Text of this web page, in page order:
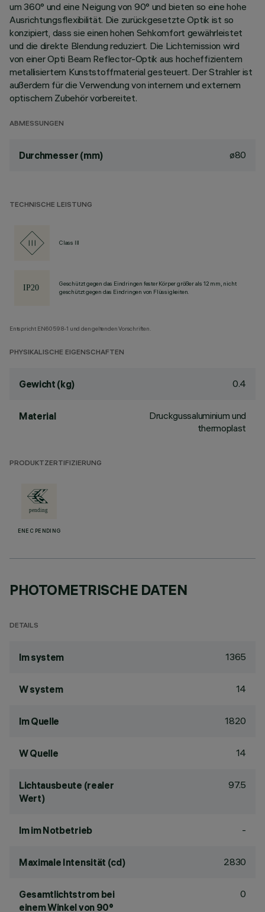
um 360° und eine Neigung von 90° und bieten so eine hohe
Ausrichtungsflexibilität. Die zurückgesetzte Optik ist so
konzipiert, dass sie einen hohen Sehkomfort gewährleistet
und die direkte Blendung reduziert. Die Lichtemission wird
von einer Opti Beam Reflector-Optik aus hocheffizientem
metallisiertem Kunststoffmaterial gesteuert. Der Strahler ist
außerdem für die Verwendung von internem und externem
optischem Zubehör vorbereitet.
ABMESSUNGEN
Durchmesser (mm) ø80
TECHNISCHE LEISTUNG
Class III
Geschützt gegen das Eindringen fester Körper größer als 12 mm, nicht
geschützt gegen das Eindringen von Flüssigkeiten.
Entspricht EN60598-1 und den geltenden Vorschriften.
PHYSIKALISCHE EIGENSCHAFTEN
Gewicht (kg) 0.4
Material
Druckgussaluminium und
thermoplast
PRODUKTZERTIFIZIERUNG
ENEC PENDING
PHOTOMETRISCHE DATEN
DETAILS
lm system 1365
W system 14
lm Quelle 1820
W Quelle 14
Lichtausbeute (realer
Wert)
97.5
lm im Notbetrieb -
Maximale Intensität (cd) 2830
Gesamtlichtstrom bei
einem Winkel von 90°
0